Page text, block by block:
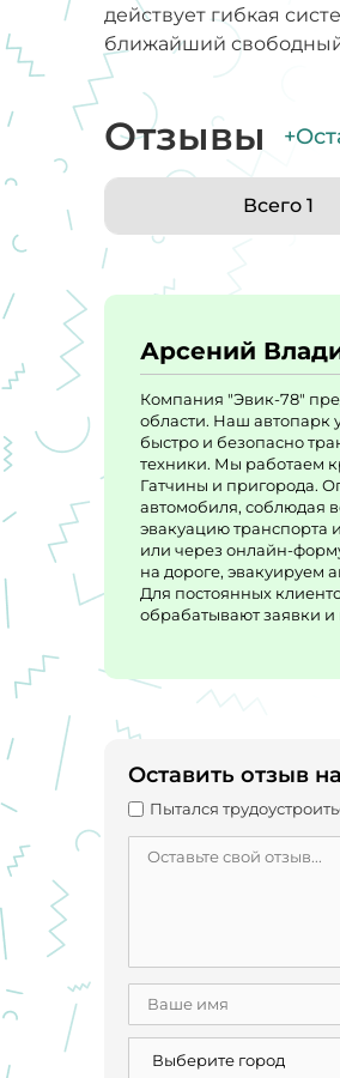
действует гибкая
ближайший свободный
Отзывы
Всего 1
Арсений
Компания "Эвик-78"
области. Наш автопарк
быстро и безопасно
техники. Мы работаем
Гатчины и пригорода.
автомобиля, соблюдая
эвакуацию транспорта
или через онлайн-
на дороге, эвакуируем
Для постоянных
обрабатывают заявки
Оставить отзыв
Пытался